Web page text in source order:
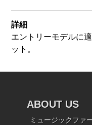
詳細
エントリーモデルに
ット。
ABOUT US
ミュージックファ